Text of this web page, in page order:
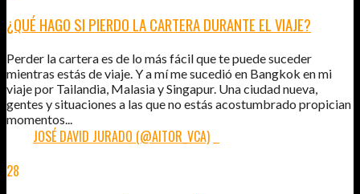
¿QUÉ HAGO SI PIERDO LA CARTERA DURANTE EL VIAJE?
Perder la cartera es de lo más fácil que te puede suceder
mientras estás de viaje. Y a mí me sucedió en Bangkok en mi
viaje por Tailandia, Malasia y Singapur. Una ciudad nueva,
gentes y situaciones a las que no estás acostumbrado propician
momentos...
JOSÉ DAVID JURADO (@AITOR_VCA)
28